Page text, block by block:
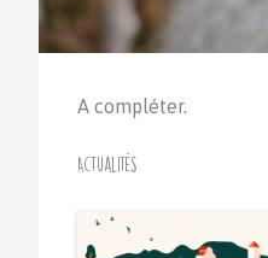
A compléter.
Actualités